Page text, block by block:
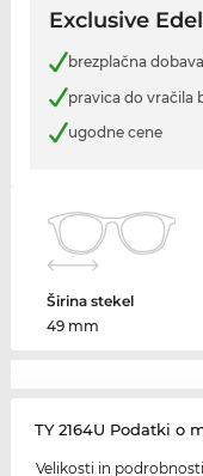
Exclusive
brezplačna
pravica do vračila
ugodne cene
Širina stekel
49 mm
TY 2164U Podatki o
Velikosti in podrobnosti